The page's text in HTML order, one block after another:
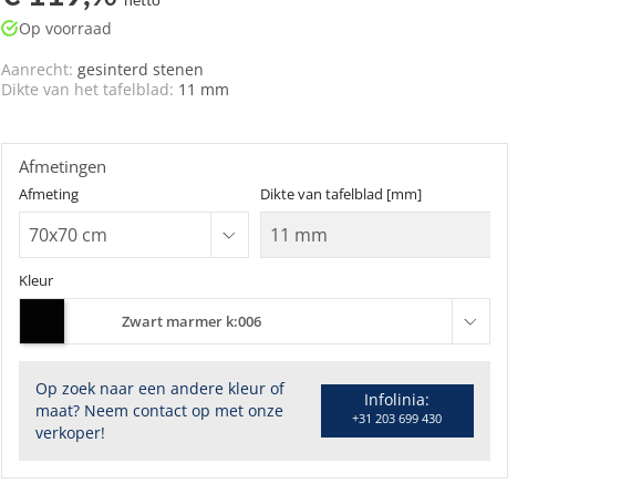
Op voorraad
Aanrecht: gesinterd stenen
Dikte van het tafelblad: 11 mm
Kleur
Zwart marmer k:006
Op zoek naar een andere kleur of
maat? Neem contact op met onze
verkoper!
Infolinia:
+31 203 699 430
Afmeting Dikte van tafelblad [mm]
Afmetingen